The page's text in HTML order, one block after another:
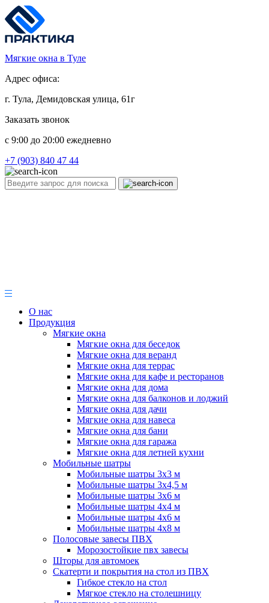
Мягкие окна в Туле
Адрес офиса:
г. Тула, Демидовская улица, 61г
Заказать звонок
c 9:00 до 20:00 ежедневно
+7 (903) 840 47 44
О нас
Продукция
Мягкие окна
Мягкие окна для беседок
Мягкие окна для веранд
Мягкие окна для террас
Мягкие окна для кафе и ресторанов
Мягкие окна для дома
Мягкие окна для балконов и лоджий
Мягкие окна для дачи
Мягкие окна для навеса
Мягкие окна для бани
Мягкие окна для гаража
Мягкие окна для летней кухни
Мобильные шатры
Мобильные шатры 3х3 м
Мобильные шатры 3х4,5 м
Мобильные шатры 3х6 м
Мобильные шатры 4х4 м
Мобильные шатры 4х6 м
Мобильные шатры 4х8 м
Полосовые завесы ПВХ
Морозостойкие пвх завесы
Шторы для автомоек
Скатерти и покрытия на стол из ПВХ
Гибкое стекло на стол
Мягкое стекло на столешницу